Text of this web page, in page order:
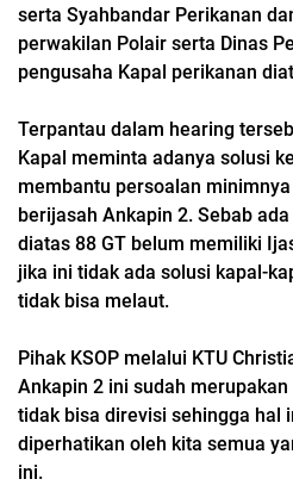
serta Syahbandar Perikanan
perwakilan Polair serta Dinas
pengusaha Kapal perikanan
Terpantau dalam hearing
Kapal meminta adanya solusi
membantu persoalan
berijasah Ankapin 2. Sebab
diatas 88 GT belum memiliki
jika ini tidak ada solusi kapal-
tidak bisa melaut.
Pihak KSOP melalui KTU
Ankapin 2 ini sudah
tidak bisa direvisi sehingga hal
diperhatikan oleh kita semua
ini.